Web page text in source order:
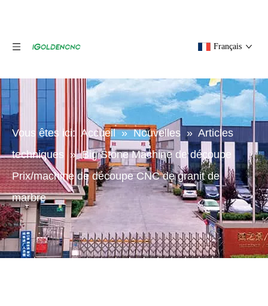
Français
Vous êtes ici: Accueil » Nouvelles » Articles
techniques » Big Stone Machine de découpe
Prix/machine de découpe CNC de granit de
marbre